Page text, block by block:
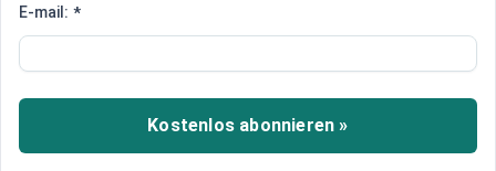
Langweilige Apple-Konferenz ist
Prozent gestiegene Apple-Aktie
zu verkaufen
E-mail: *
Kostenlos abonnieren »